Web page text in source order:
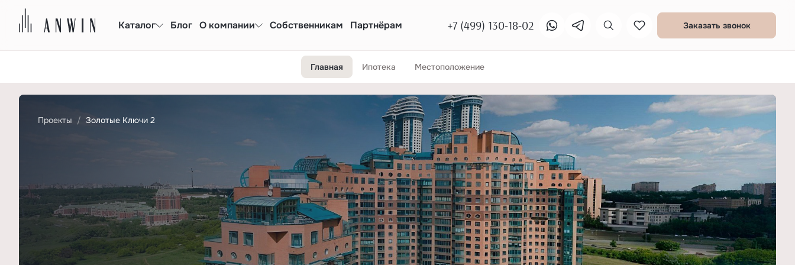
Каталог Блог О компании Собственникам Партнёрам +7 (499) 130-18-02 Заказать звонок
Главная Ипотека Местоположение
Проекты Золотые Ключи 2